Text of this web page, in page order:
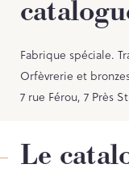
TOUTES
CAHIERS
CLEFS DU
IMAGES
Fabrique spéciale.
Orfèvrerie et
7 rue Férou, 7 Près
Le